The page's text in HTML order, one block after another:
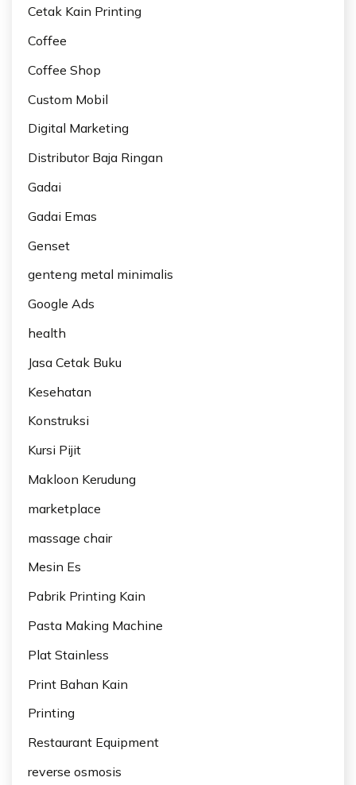
Cetak Kain Printing
Coffee
Coffee Shop
Custom Mobil
Digital Marketing
Distributor Baja Ringan
Gadai
Gadai Emas
Genset
genteng metal minimalis
Google Ads
health
Jasa Cetak Buku
Kesehatan
Konstruksi
Kursi Pijit
Makloon Kerudung
marketplace
massage chair
Mesin Es
Pabrik Printing Kain
Pasta Making Machine
Plat Stainless
Print Bahan Kain
Printing
Restaurant Equipment
reverse osmosis